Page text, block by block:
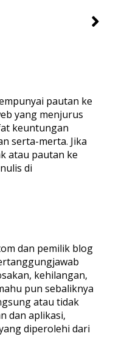
pautan ke
yang menjurus
keuntungan
serta-merta. Jika
atau pautan ke
di
dan pemilik blog
kehilangan,
pun sebaliknya
atau tidak
dan aplikasi,
diperolehi dari